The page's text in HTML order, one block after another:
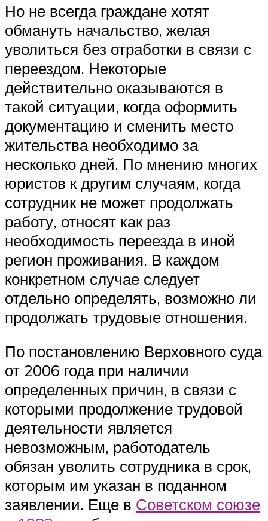
Но не всегда граждане хотят
обмануть начальство, желая
уволиться без отработки в связи с
переездом. Некоторые
действительно оказываются в
такой ситуации, когда оформить
документацию и сменить место
жительства необходимо за
несколько дней. По мнению многих
юристов к другим случаям, когда
сотрудник не может продолжать
работу, относят как раз
необходимость переезда в иной
регион проживания. В каждом
конкретном случае следует
отдельно определять, возможно ли
продолжать трудовые отношения.
По постановлению Верховного суда
от 2006 года при наличии
определенных причин, в связи с
которыми продолжение трудовой
деятельности является
невозможным, работодатель
обязан уволить сотрудника в срок,
которым им указан в поданном
заявлении. Еще в Советском союзе